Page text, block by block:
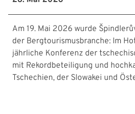
Am 19. Mai 2026 wurde
der Bergtourismusbranche: Im
jährliche Konferenz der
mit Rekordbeteiligung und
Tschechien, der Slowakei und